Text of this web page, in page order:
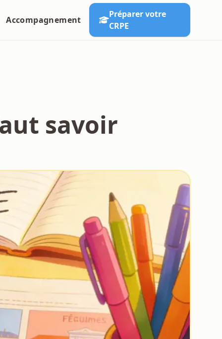
Accompagnement
Préparer votre
CRPE
savoir